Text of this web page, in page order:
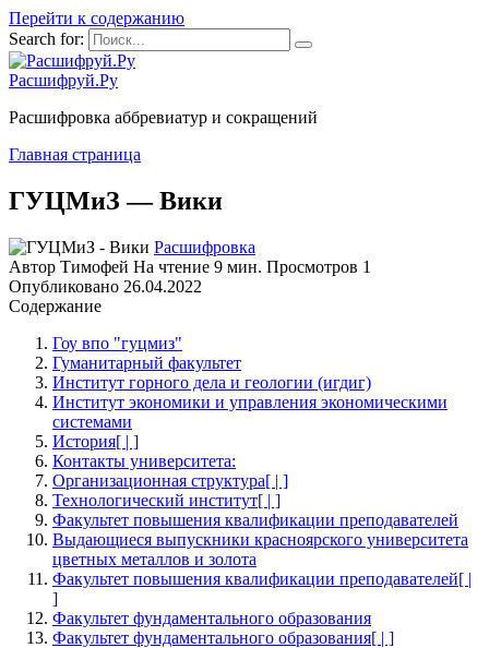
Перейти к содержанию
Search for:
Расшифруй.Ру
Расшифровка аббревиатур и сокращений
Главная страница
ГУЦМиЗ — Вики
Расшифровка
Автор Тимофей На чтение 9 мин. Просмотров 1
Опубликовано 26.04.2022
Содержание
Гоу впо "гуцмиз"
Гуманитарный факультет
Институт горного дела и геологии (игдиг)
Институт экономики и управления экономическими
системами
История[ | ]
Контакты университета:
Организационная структура[ | ]
Технологический институт[ | ]
Факультет повышения квалификации преподавателей
Выдающиеся выпускники красноярского университета
цветных металлов и золота
Факультет повышения квалификации преподавателей[ |
]
Факультет фундаментального образования
Факультет фундаментального образования[ | ]